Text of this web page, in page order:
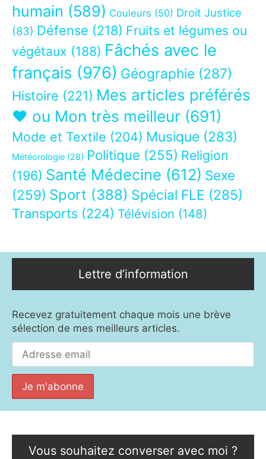
humain (589) Couleurs (50) Droit Justice
(83) Défense (218) Fruits et légumes ou
végétaux (188) Fâchés avec le
français (976) Géographie (287)
Histoire (221) Mes articles préférés
❤ ou Mon très meilleur (691)
Mode et Textile (204) Musique (283)
Météorologie (28) Politique (255) Religion
(196) Santé Médecine (612) Sexe
(259) Sport (388) Spécial FLE (285)
Transports (224) Télévision (148)
Lettre d’information
Recevez gratuitement chaque mois une brève
sélection de mes meilleurs articles.
Vous souhaitez converser avec moi ?